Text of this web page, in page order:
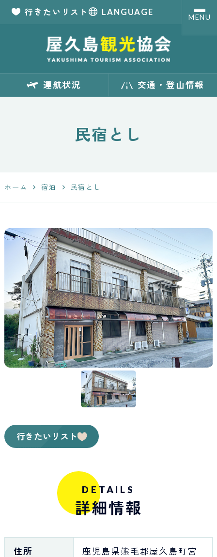
【公式】屋久島観
遺産「屋久島」の
行きたいリスト LANGUAGE
MENU
運航状況 交通・登山情報
民宿とし
ホーム 宿泊 民宿とし
行きたいリスト
DETAILS
詳細情報
住所
鹿児島県熊毛郡屋久島町宮